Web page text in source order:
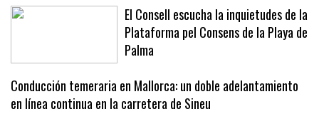
El Consell escucha la inquietudes de la
Plataforma pel Consens de la Playa de
Palma
Conducción temeraria en Mallorca: un doble adelantamiento
en línea continua en la carretera de Sineu